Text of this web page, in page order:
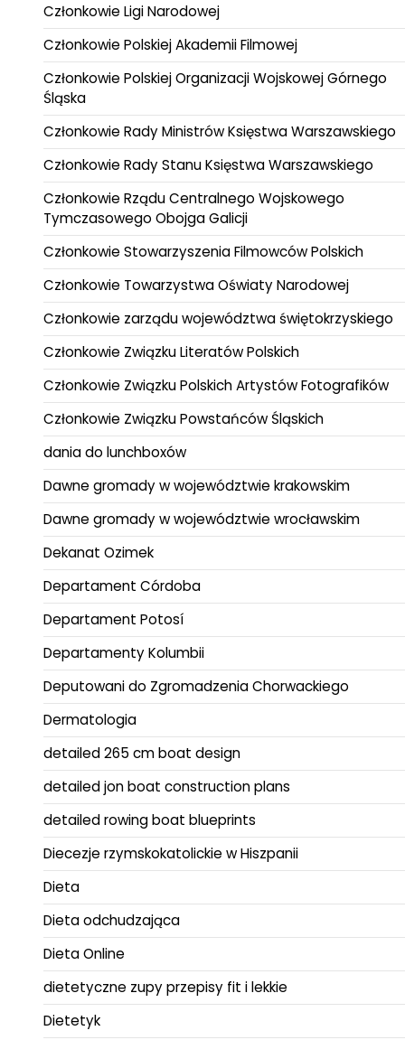
Członkowie Ligi Narodowej
Członkowie Polskiej Akademii Filmowej
Członkowie Polskiej Organizacji Wojskowej Górnego
Śląska
Członkowie Rady Ministrów Księstwa Warszawskiego
Członkowie Rady Stanu Księstwa Warszawskiego
Członkowie Rządu Centralnego Wojskowego
Tymczasowego Obojga Galicji
Członkowie Stowarzyszenia Filmowców Polskich
Członkowie Towarzystwa Oświaty Narodowej
Członkowie zarządu województwa świętokrzyskiego
Członkowie Związku Literatów Polskich
Członkowie Związku Polskich Artystów Fotografików
Członkowie Związku Powstańców Śląskich
dania do lunchboxów
Dawne gromady w województwie krakowskim
Dawne gromady w województwie wrocławskim
Dekanat Ozimek
Departament Córdoba
Departament Potosí
Departamenty Kolumbii
Deputowani do Zgromadzenia Chorwackiego
Dermatologia
detailed 265 cm boat design
detailed jon boat construction plans
detailed rowing boat blueprints
Diecezje rzymskokatolickie w Hiszpanii
Dieta
Dieta odchudzająca
Dieta Online
dietetyczne zupy przepisy fit i lekkie
Dietetyk